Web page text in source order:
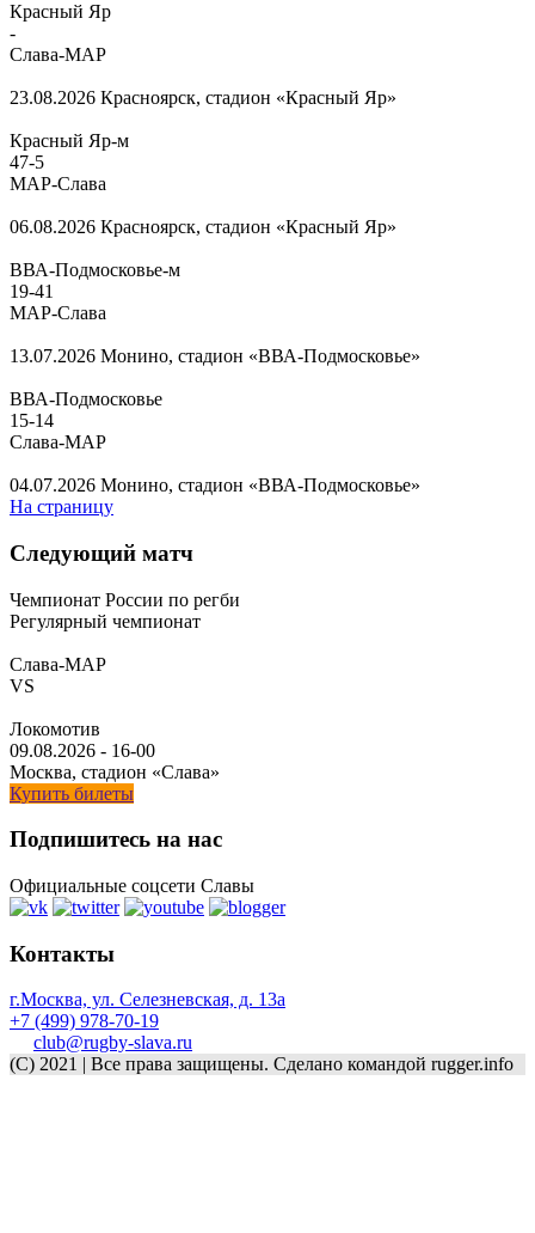
Красный Яр
-
Слава-МАР
23.08.2026 Красноярск, стадион «Красный Яр»
Красный Яр-м
47-5
МАР-Слава
06.08.2026 Красноярск, стадион «Красный Яр»
ВВА-Подмосковье-м
19-41
МАР-Слава
13.07.2026 Монино, стадион «ВВА-Подмосковье»
ВВА-Подмосковье
15-14
Слава-МАР
04.07.2026 Монино, стадион «ВВА-Подмосковье»
На страницу
Следующий матч
Чемпионат России по регби
Регулярный чемпионат
Слава-МАР
VS
Локомотив
09.08.2026 - 16-00
Москва, стадион «Слава»
Купить билеты
Подпишитесь на нас
Официальные соцсети Славы
Контакты
г.Москва, ул. Селезневская, д. 13a
+7 (499) 978-70-19
club@rugby-slava.ru
(C) 2021 | Все права защищены. Сделано командой rugger.info